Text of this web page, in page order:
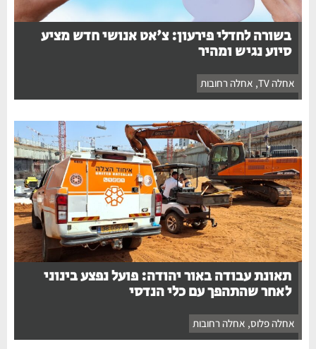
בשורה לחדלי פירעון: צ'אט אנושי חדש מציע
סיוע נגיש ומהיר
אחלה TV ,אחלה רחובות
תאונת עבודה באור יהודה: פועל נפצע בינוני
לאחר שהתהפך עם כלי הנדסי
אחלה פלוס ,אחלה רחובות